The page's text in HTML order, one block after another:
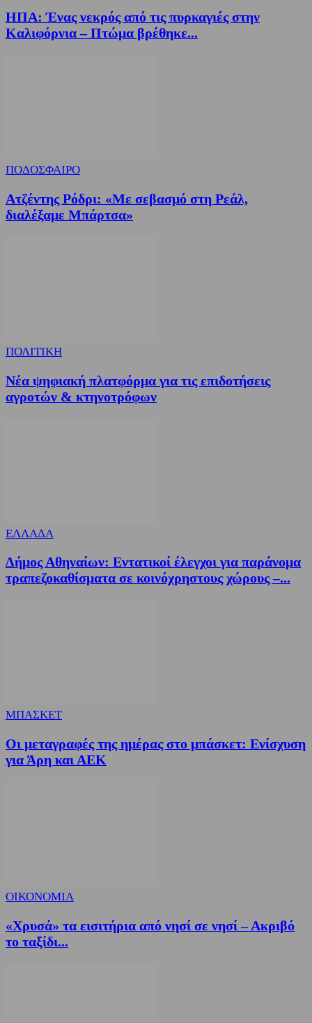
ΗΠΑ: Ένας νεκρός από τις πυρκαγιές στην
Καλιφόρνια – Πτώμα βρέθηκε...
ΠΟΔΟΣΦΑΙΡΟ
Ατζέντης Ρόδρι: «Με σεβασμό στη Ρεάλ,
διαλέξαμε Μπάρτσα»
ΠΟΛΙΤΙΚΗ
Νέα ψηφιακή πλατφόρμα για τις επιδοτήσεις
αγροτών & κτηνοτρόφων
ΕΛΛΑΔΑ
Δήμος Αθηναίων: Εντατικοί έλεγχοι για παράνομα
τραπεζοκαθίσματα σε κοινόχρηστους χώρους –...
ΜΠΑΣΚΕΤ
Οι μεταγραφές της ημέρας στο μπάσκετ: Ενίσχυση
για Άρη και ΑΕΚ
ΟΙΚΟΝΟΜΙΑ
«Χρυσά» τα εισιτήρια από νησί σε νησί – Ακριβό
το ταξίδι...